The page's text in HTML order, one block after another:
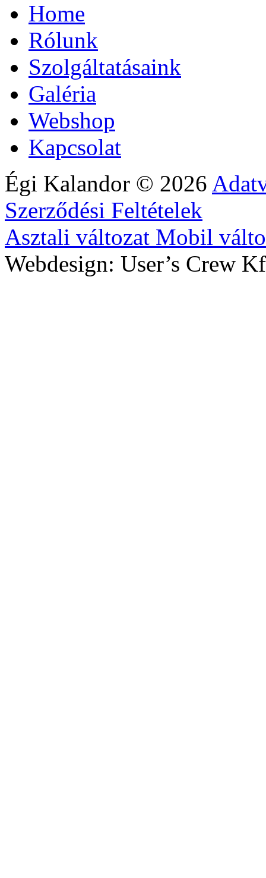
Home
Rólunk
Szolgáltatásaink
Galéria
Webshop
Kapcsolat
Égi Kalandor © 2026
Szerződési Feltételek
Asztali változat Mobil
Webdesign: User’s Crew